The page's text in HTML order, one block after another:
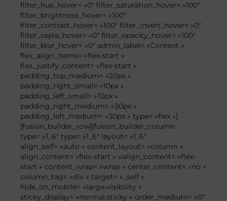
filter_hue_hover= »0″ filter_saturation_hover= »100″
filter_brightness_hover= »100″
filter_contrast_hover= »100″ filter_invert_hover= »0″
filter_sepia_hover= »0″ filter_opacity_hover= »100″
filter_blur_hover= »0″ admin_label= »Content »
flex_align_items= »flex-start »
flex_justify_content= »flex-start »
padding_top_medium= »20px »
padding_right_small= »10px »
padding_left_small= »10px »
padding_right_medium= »30px »
padding_left_medium= »30px » type= »flex »]
[fusion_builder_row][fusion_builder_column
type= »1_6″ type= »1_6″ layout= »1_6″
align_self= »auto » content_layout= »column »
align_content= »flex-start » valign_content= »flex-
start » content_wrap= »wrap » center_content= »no »
column_tag= »div » target= »_self »
hide_on_mobile= »large-visibility »
sticky_display= »normal,sticky » order_medium= »0″